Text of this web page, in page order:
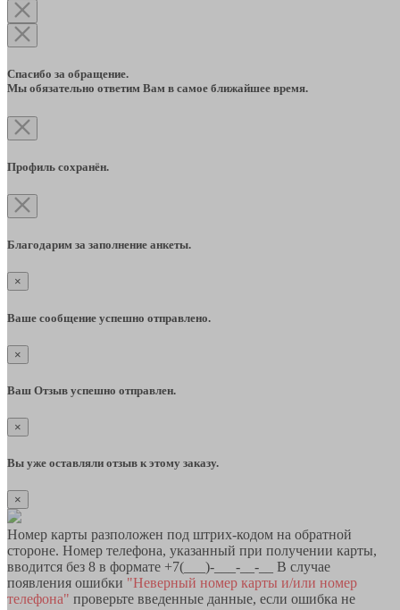
Спасибо за обращение.
Мы обязательно ответим Вам в самое ближайшее время.
Профиль сохранён.
Благодарим за заполнение анкеты.
×
Ваше сообщение успешно отправлено.
×
Ваш Отзыв успешно отправлен.
×
Вы уже оставляли отзыв к этому заказу.
×
Номер карты разположен под штрих-кодом на обратной
стороне. Номер телефона, указанный при получении карты,
вводится без 8 в формате +7(___)-___-__-__ В случае
появления ошибки "Неверный номер карты и/или номер
телефона" проверьте введенные данные, если ошибка не